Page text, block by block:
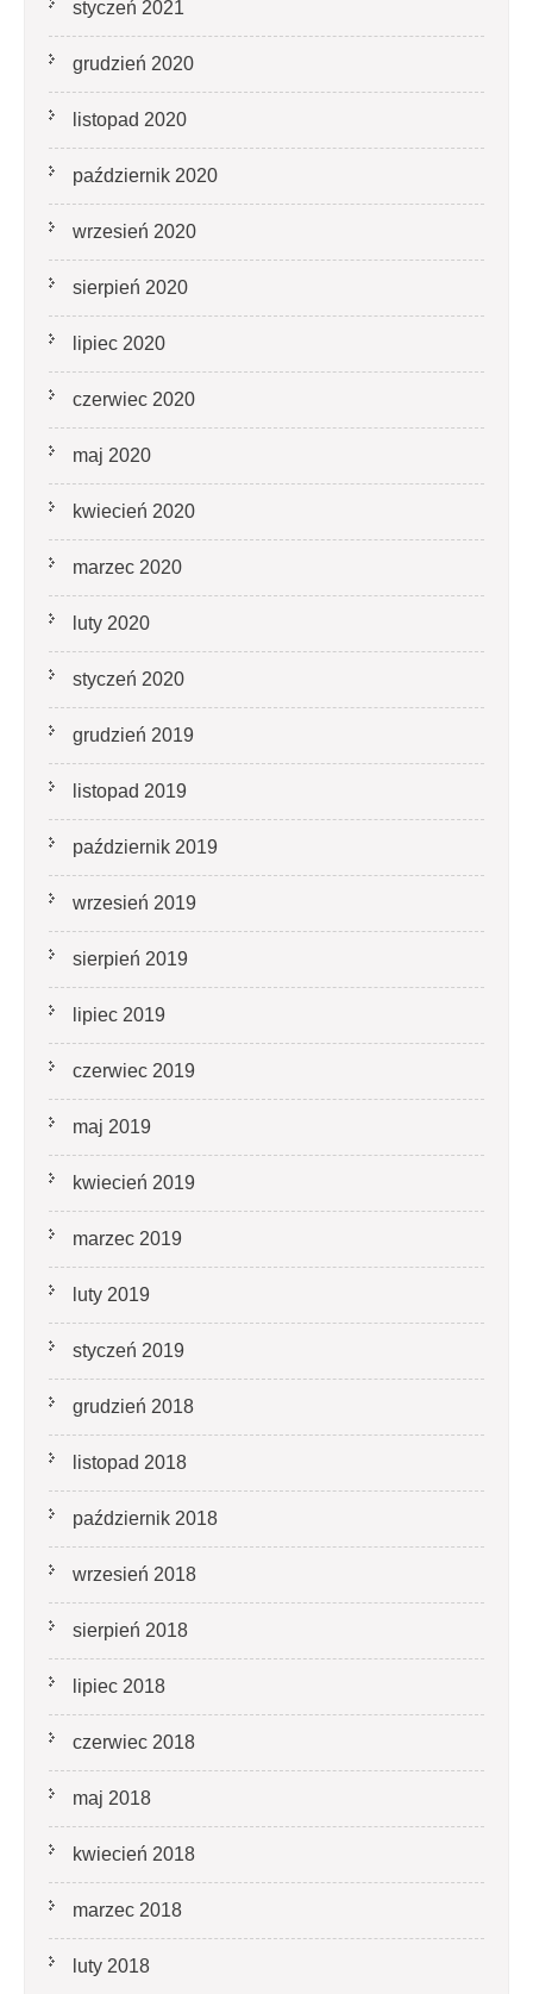
styczeń 2021
grudzień 2020
listopad 2020
październik 2020
wrzesień 2020
sierpień 2020
lipiec 2020
czerwiec 2020
maj 2020
kwiecień 2020
marzec 2020
luty 2020
styczeń 2020
grudzień 2019
listopad 2019
październik 2019
wrzesień 2019
sierpień 2019
lipiec 2019
czerwiec 2019
maj 2019
kwiecień 2019
marzec 2019
luty 2019
styczeń 2019
grudzień 2018
listopad 2018
październik 2018
wrzesień 2018
sierpień 2018
lipiec 2018
czerwiec 2018
maj 2018
kwiecień 2018
marzec 2018
luty 2018